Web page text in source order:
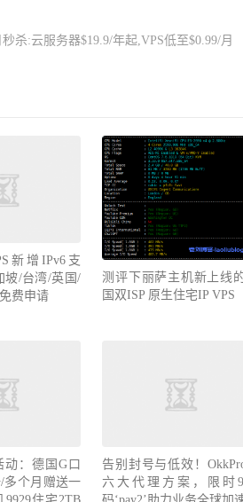
杀:云服务器$19.9/年起,VPS低至$0.99/月
新增IPv6支
坡/台湾/英国/
费申请
测评下丽萨主机新上线
国双ISP 原生住宅IP VPS
动：德国G口
多个月赠送一
六大代理方案，限时
码‘pay2’助力业务全球加